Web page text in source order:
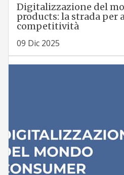
Digitalizzazione del
products: la strada per
competitività
09 Dic 2025